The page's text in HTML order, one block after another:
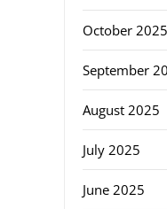
October 2025
September
August 2025
July 2025
June 2025